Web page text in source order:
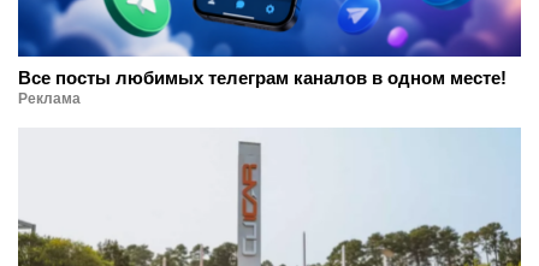
Все посты любимых телеграм каналов в одном месте!
Реклама